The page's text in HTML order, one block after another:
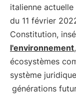
italienne
du 11 février
Constitution,
l'environnement
écosystèmes
système
générations